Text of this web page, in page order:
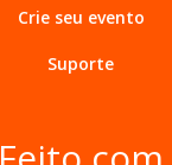
Crie seu evento
Suporte